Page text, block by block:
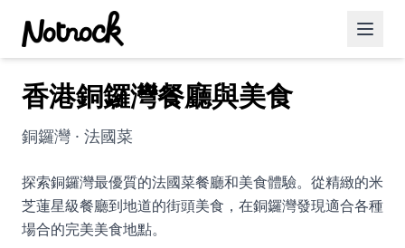
精選活動
博客文章
約會好去處
美食佳餚
香港銅鑼灣餐廳與美食
銅鑼灣 · 法國菜
探索銅鑼灣最優質的法國菜餐廳和美食體驗。從精緻的米
芝蓮星級餐廳到地道的街頭美食，在銅鑼灣發現適合各種
場合的完美美食地點。